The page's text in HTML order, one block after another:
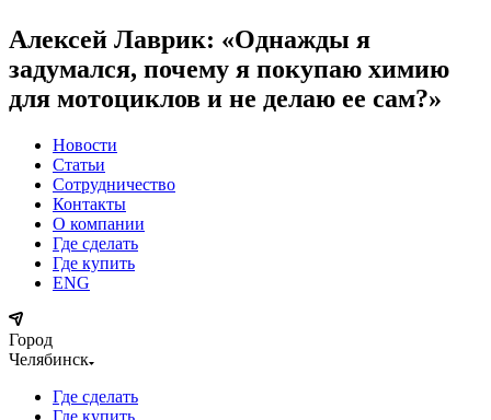
Алексей Лаврик: «Однажды я
задумался, почему я покупаю химию
для мотоциклов и не делаю ее сам?»
Новости
Статьи
Сотрудничество
Контакты
О компании
Где сделать
Где купить
ENG
Город
Челябинск
Где сделать
Где купить